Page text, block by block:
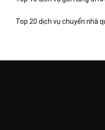
Top 20 dịch vụ chuyển nhà